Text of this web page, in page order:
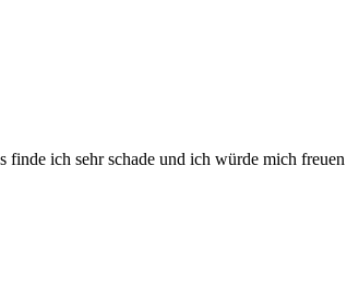
finde ich sehr schade und ich würde mich freuen